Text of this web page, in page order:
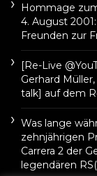
Hommage
4. August
Freunden zur
[Re-Live
Gerhard
talk] auf dem
Was lange
zehnjährigen
Carrera 2 der
legendären